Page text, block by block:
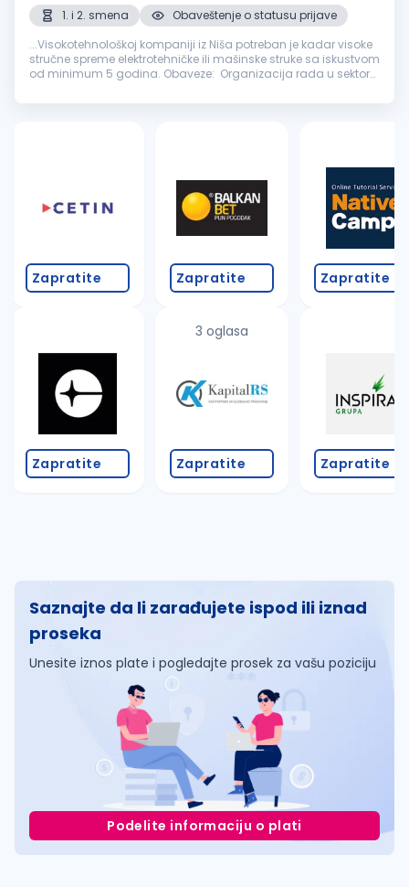
1. i 2. smena
Obaveštenje o statusu prijave
...Visokotehnološkoj kompaniji iz Niša potreban je kadar visoke
stručne spreme elektrotehničke ili mašinske struke sa iskustvom
od minimum 5 godina. Obaveze: Organizacija rada u sektoru
Zapratite
Zapratite
Zapratite
3 oglasa
Zapratite
Zapratite
Zapratite
Saznajte da li zarađujete ispod ili iznad
proseka
Unesite iznos plate i pogledajte prosek za vašu poziciju
Podelite informaciju o plati